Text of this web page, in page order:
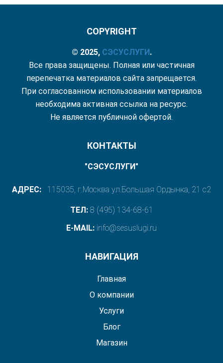
COPYRIGHT
© 2025, СЭСУСЛУГИ.
Все права защищены. Полная или частичная
перепечатка материалов сайта запрещается.
При согласованном использовании материалов
необходима активная ссылка на ресурс.
Не является публичной офертой.
КОНТАКТЫ
"СЭСУСЛУГИ"
АДРЕС: 115035, г.Москва ул.Большая Ордынка, 21 с2
ТЕЛ: 8 (495) 134-68-61
E-MAIL: info@sesuslugi.ru
НАВИГАЦИЯ
Главная
О компании
Услуги
Блог
Магазин